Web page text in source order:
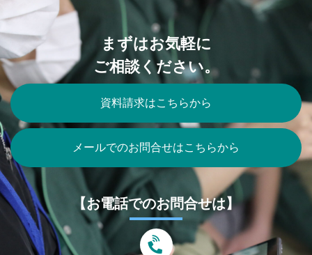
まずはお気軽に
ご相談ください。
資料請求はこちらから
メールでのお問合せはこちらから
【お電話でのお問合せは】